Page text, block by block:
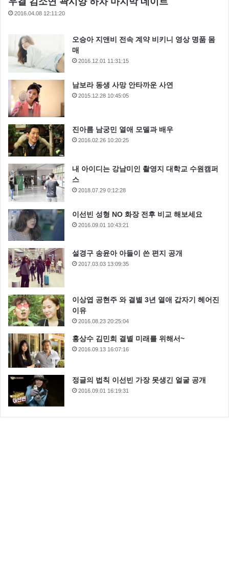
2016.04.08 12:11:20
오승아 지앤비 전속 계약 비키니 영상 명품 몸
매
2016.12.01 11:31:15
남보라 동생 사망 안타까운 사연
2015.12.28 10:45:05
진아름 남궁민 열애 모델과 배우
2016.02.26 10:20:25
내 아이디는 강남미인 촬영지 대학교 수원캠퍼
스
2018.07.29 0:12:28
이선빈 성형 NO 화장 전후 비교 해보세요
2016.09.01 10:43:21
설경구 송윤아 아들이 쓴 편지 공개
2017.03.03 13:09:35
이상엽 공현주 와 결별 3년 열애 갑자기 헤어진
이유
2016.08.23 20:25:04
홍상수 김민희 결별 미래를 위해서~
2016.09.13 16:07:16
정글의 법칙 이선빈 가장 못생긴 얼굴 공개
2016.09.01 16:19:31